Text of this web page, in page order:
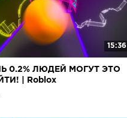
15:36
0.2% ЛЮДЕЙ МОГУТ ЭТО
| Roblox